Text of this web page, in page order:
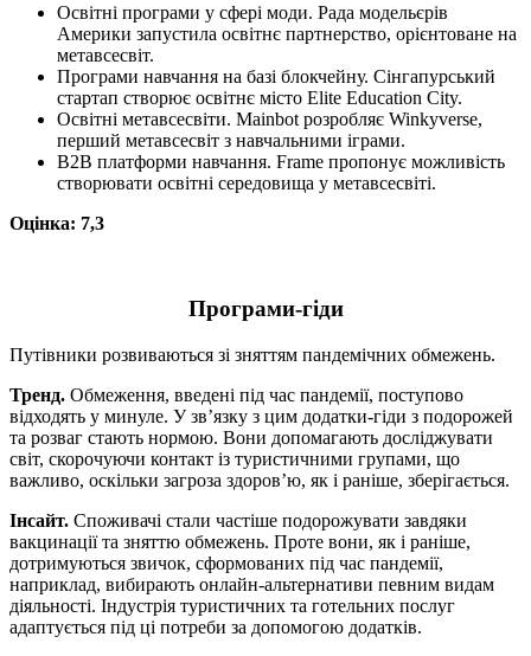
Освітні програми у сфері моди. Рада модельєрів
Америки запустила освітнє партнерство, орієнтоване на
метавсесвіт.
Програми навчання на базі блокчейну. Сінгапурський
стартап створює освітнє місто Elite Education City.
Освітні метавсесвіти. Mainbot розробляє Winkyverse,
перший метавсесвіт з навчальними іграми.
B2B платформи навчання. Frame пропонує можливість
створювати освітні середовища у метавсесвіті.
Оцінка: 7,3
Програми-гіди
Путівники розвиваються зі зняттям пандемічних обмежень.
Тренд. Обмеження, введені під час пандемії, поступово
відходять у минуле. У зв’язку з цим додатки-гіди з подорожей
та розваг стають нормою. Вони допомагають досліджувати
світ, скорочуючи контакт із туристичними групами, що
важливо, оскільки загроза здоров’ю, як і раніше, зберігається.
Інсайт. Споживачі стали частіше подорожувати завдяки
вакцинації та зняттю обмежень. Проте вони, як і раніше,
дотримуються звичок, сформованих під час пандемії,
наприклад, вибирають онлайн-альтернативи певним видам
діяльності. Індустрія туристичних та готельних послуг
адаптується під ці потреби за допомогою додатків.